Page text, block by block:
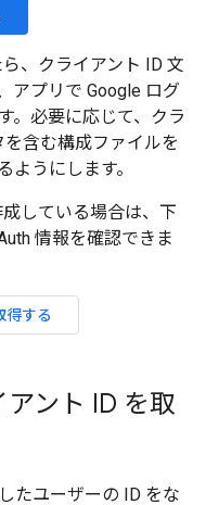
、クライアント ID 文
アプリで Google ログ
。必要に応じて、クラ
含む構成ファイルを
ようにします。
している場合は、下
情報を確認できま
得する
ント ID を取
たユーザーの ID をな